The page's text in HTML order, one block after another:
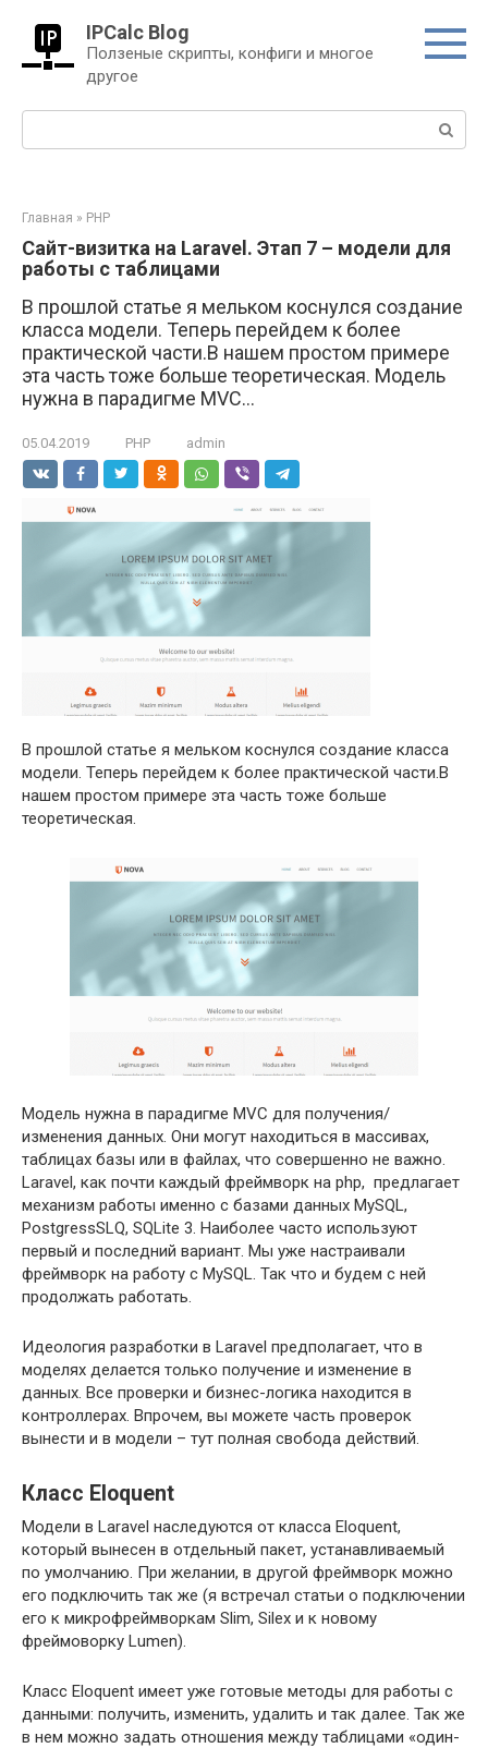
контенту
IPCalc Blog
Ползеные скрипты, конфиги и многое
другое
Поиск:
Главная » PHP
Сайт-визитка на Laravel. Этап 7 – модели для
работы с таблицами
В прошлой статье я мельком коснулся создание
класса модели. Теперь перейдем к более
практической части.В нашем простом примере
эта часть тоже больше теоретическая. Модель
нужна в парадигме MVC...
05.04.2019 PHP admin
В прошлой статье я мельком коснулся создание класса
модели. Теперь перейдем к более практической части.В
нашем простом примере эта часть тоже больше
теоретическая.
Модель нужна в парадигме MVC для получения/
изменения данных. Они могут находиться в массивах,
таблицах базы или в файлах, что совершенно не важно.
Laravel, как почти каждый фреймворк на php, предлагает
механизм работы именно с базами данных MySQL,
PostgressSLQ, SQLite 3. Наиболее часто используют
первый и последний вариант. Мы уже настраивали
фреймворк на работу с MySQL. Так что и будем с ней
продолжать работать.
Идеология разработки в Laravel предполагает, что в
моделях делается только получение и изменение в
данных. Все проверки и бизнес-логика находится в
контроллерах. Впрочем, вы можете часть проверок
вынести и в модели – тут полная свобода действий.
Класс Eloquent
Модели в Laravel наследуются от класса Eloquent,
который вынесен в отдельный пакет, устанавливаемый
по умолчанию. При желании, в другой фреймворк можно
его подключить так же (я встречал статьи о подключении
его к микрофреймворкам Slim, Silex и к новому
фреймоворку Lumen).
Класс Eloquent имеет уже готовые методы для работы с
данными: получить, изменить, удалить и так далее. Так же
в нем можно задать отношения между таблицами «один-